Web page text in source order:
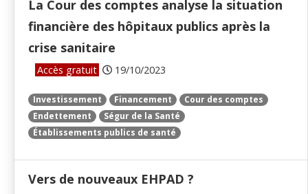
La Cour des comptes analyse la situation
financière des hôpitaux publics après la
crise sanitaire
Accès gratuit 19/10/2023
Investissement Financement
Cour des comptes
Endettement
Ségur de la Santé
Établissements publics de santé
Vers de nouveaux EHPAD ?